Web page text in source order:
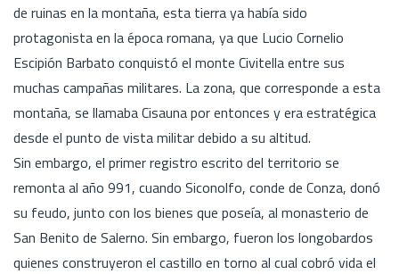
de ruinas en la montaña, esta tierra ya había sido
protagonista en la época romana, ya que Lucio Cornelio
Escipión Barbato conquistó el monte Civitella entre sus
muchas campañas militares. La zona, que corresponde a esta
montaña, se llamaba Cisauna por entonces y era estratégica
desde el punto de vista militar debido a su altitud.
Sin embargo, el primer registro escrito del territorio se
remonta al año 991, cuando Siconolfo, conde de Conza, donó
su feudo, junto con los bienes que poseía, al monasterio de
San Benito de Salerno. Sin embargo, fueron los longobardos
quienes construyeron el castillo en torno al cual cobró vida el